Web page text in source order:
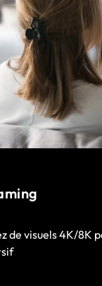
de visuels 4K/8K